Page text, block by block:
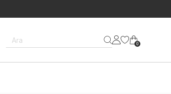
Ara 0